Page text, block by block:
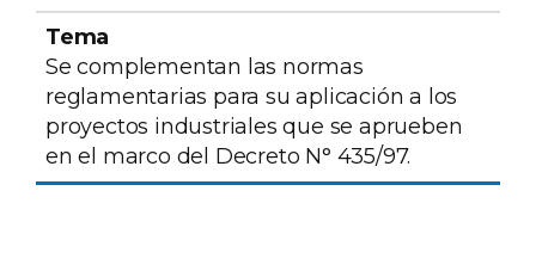
Se complementan las normas
reglamentarias para su aplicación a los
proyectos industriales que se aprueben
en el marco del Decreto N° 435/97.